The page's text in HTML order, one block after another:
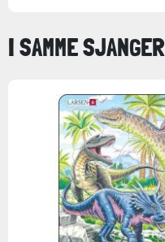
I SAMME SJANGER